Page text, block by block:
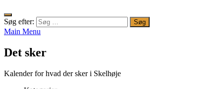
Søg efter:
Main Menu
Det sker
Kalender for hvad der sker i Skelhøje